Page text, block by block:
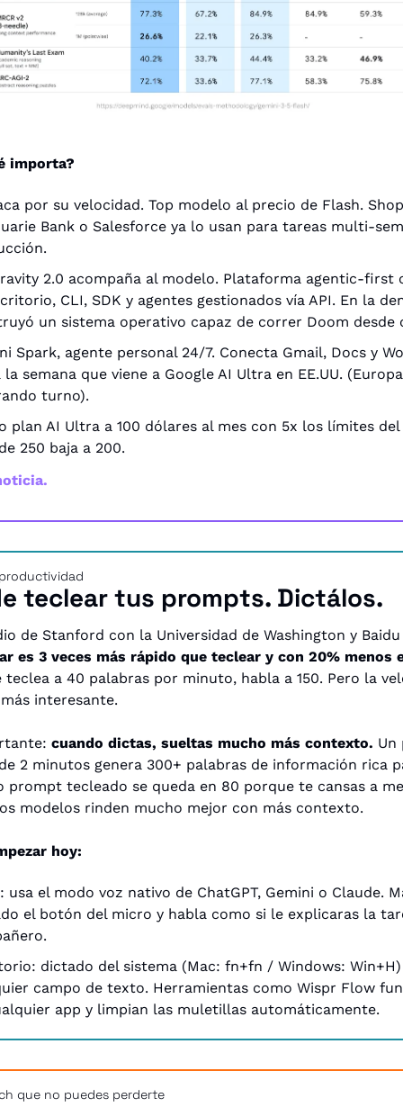
importa?
por su velocidad. Top modelo al precio de Flash.
Bank o Salesforce ya lo usan para tareas multi-
2.0 acompaña al modelo. Plataforma agentic-first
CLI, SDK y agentes gestionados vía API. En la
un sistema operativo capaz de correr Doom desde
Spark, agente personal 24/7. Conecta Gmail, Docs y
la semana que viene a Google AI Ultra en EE.UU. (Europa
turno).
plan AI Ultra a 100 dólares al mes con 5x los límites del
250 baja a 200.
teclear tus prompts. Dictálos.
de Stanford con la Universidad de Washington y
es 3 veces más rápido que teclear y con 20% menos
teclea a 40 palabras por minuto, habla a 150. Pero la
interesante.
cuando dictas, sueltas mucho más contexto. Un
2 minutos genera 300+ palabras de información rica
prompt tecleado se queda en 80 porque te cansas a
modelos rinden mucho mejor con más contexto.
hoy:
usa el modo voz nativo de ChatGPT, Gemini o Claude.
el botón del micro y habla como si le explicaras la
dictado del sistema (Mac: fn+fn / Windows:
campo de texto. Herramientas como Wispr Flow
app y limpian las muletillas automáticamente.
que no puedes perderte